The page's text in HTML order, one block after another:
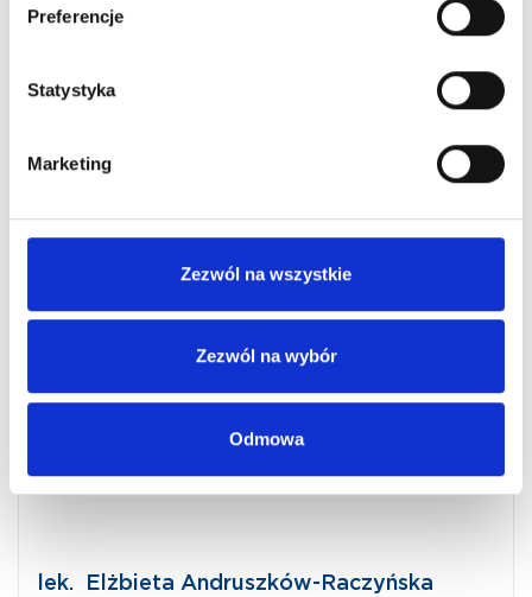
Preferencje
Statystyka
Marketing
Zezwól na wszystkie
Zezwól na wybór
Odmowa
lek. Elżbieta Andruszków-Raczyńska